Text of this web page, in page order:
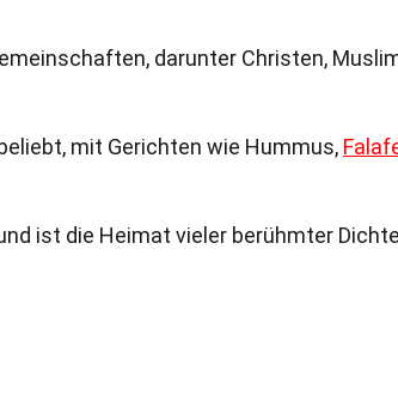
darunter Christen,
mit Gerichten wie Hummus,
ist die Heimat vieler berühmter